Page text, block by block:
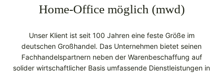
Home-Office möglich (mwd)
Unser Klient ist seit 100 Jahren eine feste Größe im
deutschen Großhandel. Das Unternehmen bietet seinen
Fachhandelspartnern neben der Warenbeschaffung auf
solider wirtschaftlicher Basis umfassende Dienstleistungen in